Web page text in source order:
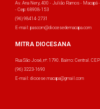
Av. Ana Nery, 400 - Julião Ramos - Macapá
- Cep: 68908-153
(96) 98414-2731
E-mail: pascom@diocesedemacapa.com
MITRA DIOCESANA
Rua São José, nº: 1790. Bairro: Central.
(96) 3223-1690
E-mail: diocese.macapa@gmail.com